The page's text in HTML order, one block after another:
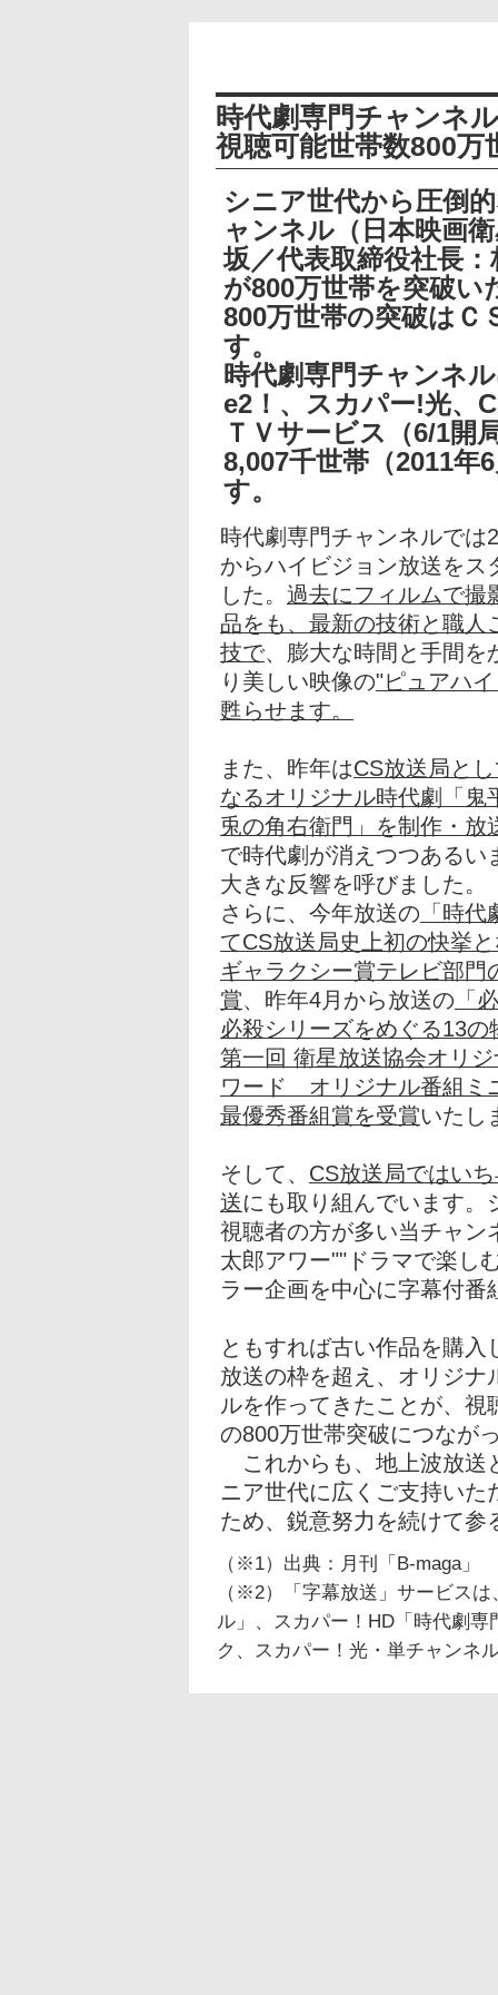
時代劇専門チャンネ
視聴可能世帯数800万
シニア世代から圧倒
ャンネル（日本映画
坂／代表取締役社長
が800万世帯を突破い
800万世帯の突破はＣ
す。
時代劇専門チャンネ
e2！、スカパー!光、
ＴＶサービス（6/1開
8,007千世帯（2011年
す。
時代劇専門チャンネルでは
からハイビジョン放送をス
した。 過去にフィルムで撮
品をも、最新の技術と職人
技で、膨大な時間と手間を
り美しい映像の"ピュアハ
甦らせます。
また、昨年はCS放送局と
なるオリジナル時代劇「
兎の角右衛門」を制作・放
で時代劇が消えつつあるい
大きな反響を呼びました。
さらに、今年放送の 「時
てCS放送局史上初の快挙
ギャラクシー賞テレビ部門
賞、昨年4月から放送の 「
必殺シリーズをめぐる13の
第一回 衛星放送協会オリ
ワード オリジナル番組ミ
最優秀番組賞を受賞いたし
そして、 CS放送局ではい
送にも取り組んでいます。
視聴者の方が多い当チャン
太郎アワー""ドラマで楽し
ラー企画を中心に字幕付
ともすれば古い作品を購
放送の枠を超え、オリジナ
ルを作ってきたことが、
の800万世帯突破につなが
これからも、地上波放送
ニア世代に広くご支持いた
ため、鋭意努力を続けて参
（※1）出典：月刊「B-maga」
（※2）「字幕放送」サービス
ル」、スカパー！HD「時代劇
ク、スカパー！光・単チャンネ